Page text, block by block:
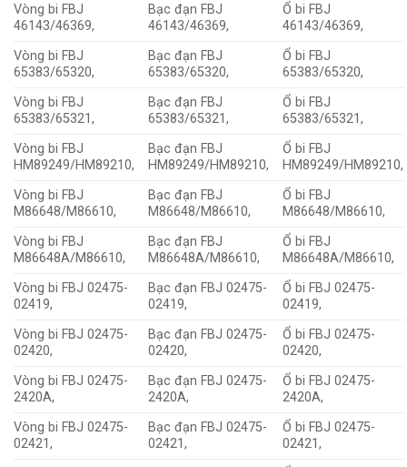
Vòng bi FBJ
46143/46369,
Bạc đạn FBJ
46143/46369,
Ổ bi FBJ
46143/46369,
Vòng bi FBJ
65383/65320,
Bạc đạn FBJ
65383/65320,
Ổ bi FBJ
65383/65320,
Vòng bi FBJ
65383/65321,
Bạc đạn FBJ
65383/65321,
Ổ bi FBJ
65383/65321,
Vòng bi FBJ
HM89249/HM89210,
Bạc đạn FBJ
HM89249/HM89210,
Ổ bi FBJ
HM89249/HM89210,
Vòng bi FBJ
M86648/M86610,
Bạc đạn FBJ
M86648/M86610,
Ổ bi FBJ
M86648/M86610,
Vòng bi FBJ
M86648A/M86610,
Bạc đạn FBJ
M86648A/M86610,
Ổ bi FBJ
M86648A/M86610,
Vòng bi FBJ 02475-
02419,
Bạc đạn FBJ 02475-
02419,
Ổ bi FBJ 02475-
02419,
Vòng bi FBJ 02475-
02420,
Bạc đạn FBJ 02475-
02420,
Ổ bi FBJ 02475-
02420,
Vòng bi FBJ 02475-
2420A,
Bạc đạn FBJ 02475-
2420A,
Ổ bi FBJ 02475-
2420A,
Vòng bi FBJ 02475-
02421,
Bạc đạn FBJ 02475-
02421,
Ổ bi FBJ 02475-
02421,